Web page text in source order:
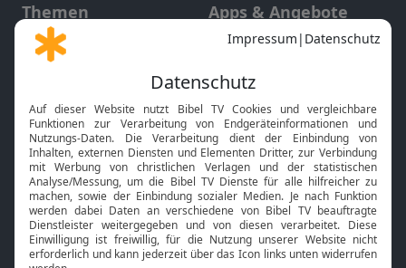
Themen
Gott und Bibel erklärt
Neuigkeiten
Apps & Angebote
Mobile App
Smart TV
HbbTV
Bibelthek Online-Bibel
Nächster Gottesdienst
Bibel TV Service